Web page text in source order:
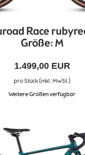
Race
Größe: M
1.499,00 EUR
pro Stück (inkl. MwSt.)
Weitere Größen verfügbar